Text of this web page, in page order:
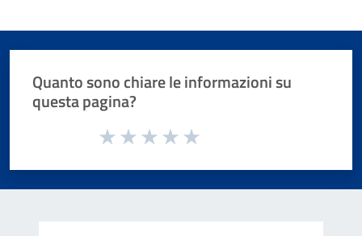
Quanto sono chiare le informazioni su
questa pagina?
Valuta da 1 a 5 stelle la pagina